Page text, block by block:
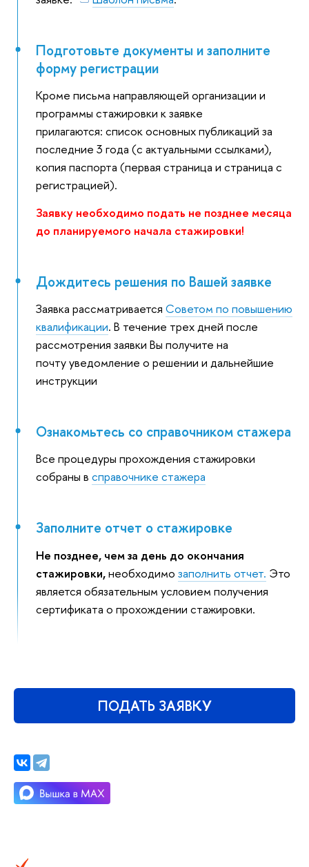
Подготовьте документы и заполните
форму регистрации
Кроме письма направляющей организации и
программы стажировки к заявке
прилагаются: список основных публикаций за
последние 3 года (с актуальными ссылками),
копия паспорта (первая страница и страница с
регистрацией).
Заявку необходимо подать не позднее месяца
до планируемого начала стажировки!
Дождитесь решения по Вашей заявке
Заявка рассматривается Советом по повышению
квалификации. В течение трех дней после
рассмотрения заявки Вы получите на
почту уведомление о решении и дальнейшие
инструкции
Ознакомьтесь со справочником стажера
Все процедуры прохождения стажировки
собраны в справочнике стажера
Заполните отчет о стажировке
Не позднее, чем за день до окончания
стажировки,необходимо заполнить отчет. Это
является обязательным условием получения
сертификата о прохождении стажировки.
ПОДАТЬ ЗАЯВКУ